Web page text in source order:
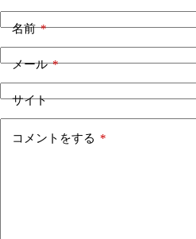
名前*
メール*
サイト
コメントをする *